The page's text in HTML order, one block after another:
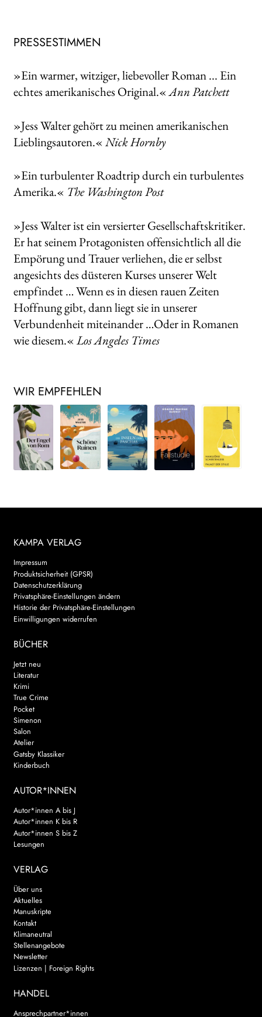
PRESSESTIMMEN
»Ein warmer, witziger, liebevoller Roman ... Ein
echtes amerikanisches Original.«Ann Patchett
»Jess Walter gehört zu meinen amerikanischen
Lieblingsautoren.« Nick Hornby
»Ein turbulenter Roadtrip durch ein turbulentes
Amerika.« The Washington Post
»Jess Walter ist ein versierter Gesellschaftskritiker.
Er hat seinem Protagonisten offensichtlich all die
Empörung und Trauer verliehen, die er selbst
angesichts des düsteren Kurses unserer Welt
empfindet … Wenn es in diesen rauen Zeiten
Hoffnung gibt, dann liegt sie in unserer
Verbundenheit miteinander …Oder in Romanen
wie diesem.«Los Angeles Times
WIR EMPFEHLEN
KAMPA VERLAG
Impressum
Produktsicherheit (GPSR)
Datenschutzerklärung
Privatsphäre-Einstellungen ändern
Historie der Privatsphäre-Einstellungen
Einwilligungen widerrufen
BÜCHER
Jetzt neu
Literatur
Krimi
True Crime
Pocket
Simenon
Salon
Atelier
Gatsby Klassiker
Kinderbuch
AUTOR*INNEN
Autor*innen A bis J
Autor*innen K bis R
Autor*innen S bis Z
Lesungen
VERLAG
Über uns
Aktuelles
Manuskripte
Kontakt
Klimaneutral
Stellenangebote
Newsletter
Lizenzen | Foreign Rights
HANDEL
Ansprechpartner*innen